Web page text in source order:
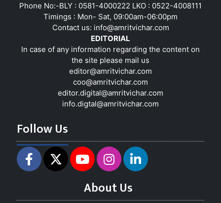
Phone No:-BLY : 0581-4000222 LKO : 0522-4008111
Timings : Mon- Sat, 09:00am-06:00pm
Contact us: info@amritvichar.com
EDITORIAL
In case of any information regarding the content on
the site please mail us
editor@amritvichar.com
coo@amritvichar.com
editor.digital@amritvichar.com
info.digtal@amritvichar.com
Follow Us
About Us